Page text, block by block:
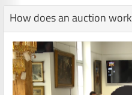
How does an auction work